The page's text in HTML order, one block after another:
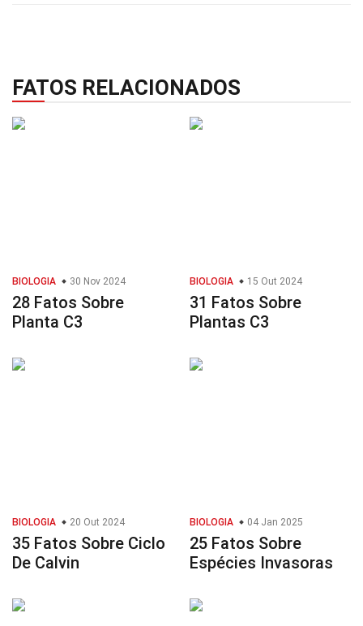
FATOS RELACIONADOS
BIOLOGIA 30 Nov 2024
28 Fatos Sobre
Planta C3
BIOLOGIA 15 Out 2024
31 Fatos Sobre
Plantas C3
BIOLOGIA 20 Out 2024
35 Fatos Sobre Ciclo
De Calvin
BIOLOGIA 04 Jan 2025
25 Fatos Sobre
Espécies Invasoras